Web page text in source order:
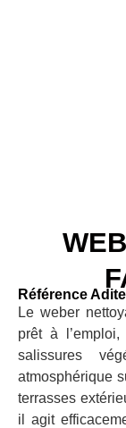
Référence
Le weber
prêt à
salissures
atmosphérique
terrasses
il agit